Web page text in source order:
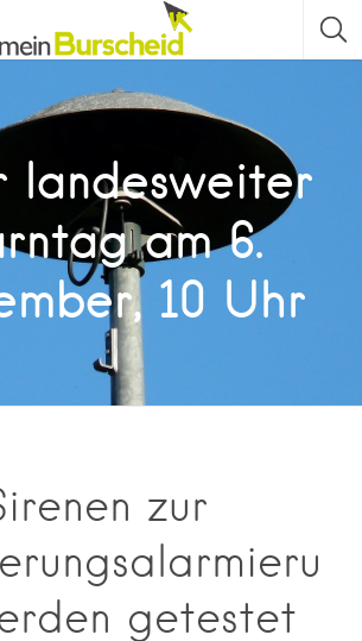
landesweiter
am 6.
10 Uhr
zur
getestet